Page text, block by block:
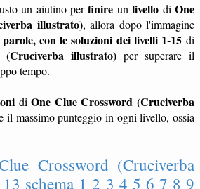
un aiutino perfinire unlivello diOne
illustrato), allora dopo l'immagine
con le soluzioni dei livelli 1-15di
illustrato) per superare il
tempo.
diOne Clue Crossword (Cruciverba
il massimo punteggio in ogni livello, ossia
Crossword (Cruciverba
schema 1 2 3 4 5 6 7 8 9